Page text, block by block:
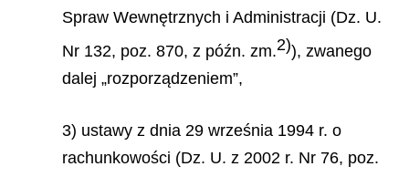
Spraw Wewnętrznych i Administracji (Dz. U.
Nr 132, poz. 870, z późn. zm.2)), zwanego
dalej „rozporządzeniem”,
3) ustawy z dnia 29 września 1994 r. o
rachunkowości (Dz. U. z 2002 r. Nr 76, poz.